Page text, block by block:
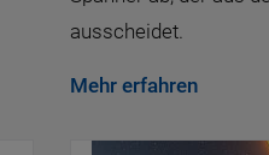
ausscheidet.
Mehr erfahren